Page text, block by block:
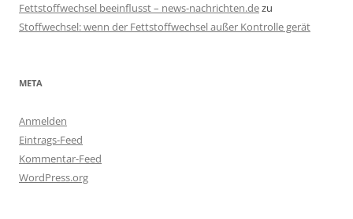
Fettstoffwechsel beeinflusst – news-nachrichten.dezu
Stoffwechsel: wenn der Fettstoffwechsel außer Kontrolle gerät
META
Anmelden
Eintrags-Feed
Kommentar-Feed
WordPress.org